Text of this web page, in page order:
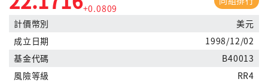
+0.0809
計價幣別
美元
成立日期
1998/12/02
基金代碼
B40013
風險等級
RR4